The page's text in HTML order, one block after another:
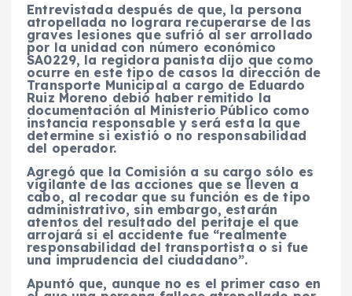
Entrevistada después de que, la persona
atropellada no lograra recuperarse de las
graves lesiones que sufrió al ser arrollado
por la unidad con número económico
SA0229, la regidora panista dijo que como
ocurre en este tipo de casos la dirección de
Transporte Municipal a cargo de Eduardo
Ruiz Moreno debió haber remitido la
documentación al Ministerio Público como
instancia responsable y será esta la que
determine si existió o no responsabilidad
del operador.
Agregó que la Comisión a su cargo sólo es
vigilante de las acciones que se lleven a
cabo, al recodar que su función es de tipo
administrativo, sin embargo, estarán
atentos del resultado del peritaje el que
arrojará si el accidente fue “realmente
responsabilidad del transportista o si fue
una imprudencia del ciudadano”.
Apuntó que, aunque no es el primer caso en